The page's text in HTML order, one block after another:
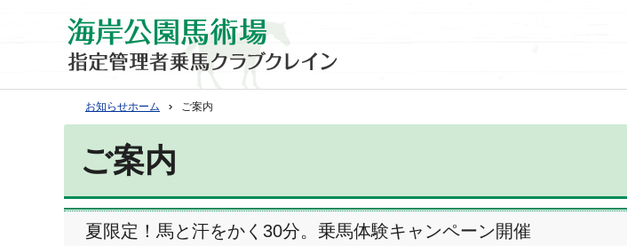
お知らせホーム ご案内
ご案内
夏限定！馬と汗をかく30分。乗馬体験キャンペーン開催